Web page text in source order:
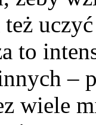
to
–
wiele